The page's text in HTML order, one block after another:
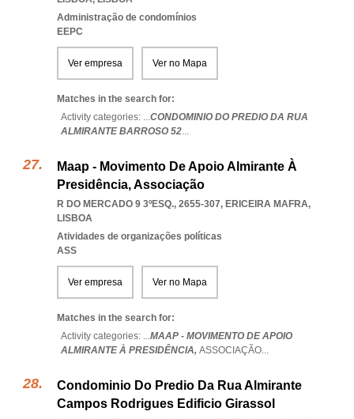
Administração de condomínios
EEPC
Ver empresa Ver no Mapa
Matches in the search for:
Activity categories: ...CONDOMINIO DO PREDIO DA RUA
ALMIRANTE BARROSO 52...
Maap - Movimento De Apoio Almirante À
Presidência, Associação
R DO MERCADO 9 3ºESQ., 2655-307, ERICEIRA MAFRA,
LISBOA
Atividades de organizações políticas
ASS
Ver empresa Ver no Mapa
Matches in the search for:
Activity categories: ...MAAP - MOVIMENTO DE APOIO
ALMIRANTE À PRESIDÊNCIA, ASSOCIAÇÃO...
Condominio Do Predio Da Rua Almirante
Campos Rodrigues Edificio Girassol